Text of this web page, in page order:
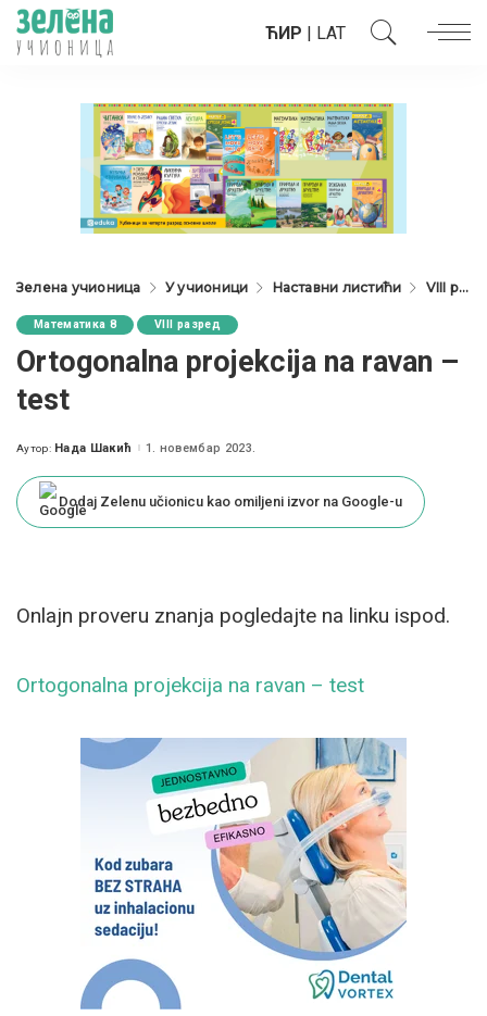
ЋИР | LAT
Зелена учионица У учионици Наставни листићи VIII разред
Математика 8 VIII разред
Ortogonalna projekcija na ravan –
test
Posted
Аутор: Нада Шакић 1. новембар 2023.
Dodaj Zelenu učionicu kao omiljeni izvor na Google-u
Onlajn proveru znanja pogledajte na linku ispod.
Ortogonalna projekcija na ravan – test